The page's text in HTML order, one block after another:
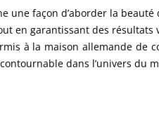
une façon d’aborder la
en garantissant des résultats
à la maison allemande de
dans l’univers du